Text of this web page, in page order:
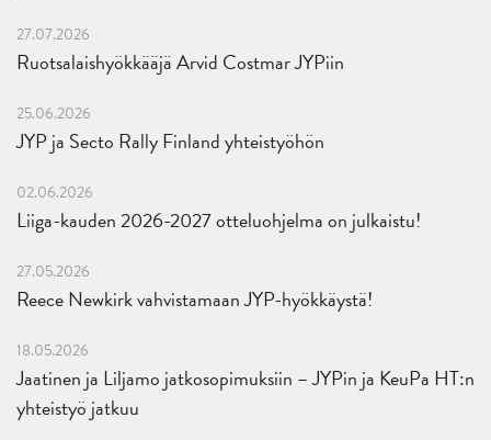
27.07.2026
Ruotsalaishyökkääjä Arvid Costmar JYPiin
25.06.2026
JYP ja Secto Rally Finland yhteistyöhön
02.06.2026
Liiga-kauden 2026-2027 otteluohjelma on julkaistu!
27.05.2026
Reece Newkirk vahvistamaan JYP-hyökkäystä!
18.05.2026
Jaatinen ja Liljamo jatkosopimuksiin – JYPin ja KeuPa HT:n
yhteistyö jatkuu